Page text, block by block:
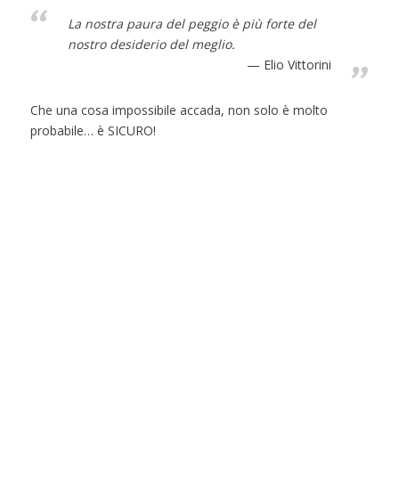
La nostra paura del peggio è più forte del
nostro desiderio del meglio.
Elio Vittorini
Che una cosa impossibile accada, non solo è molto
probabile… è SICURO!